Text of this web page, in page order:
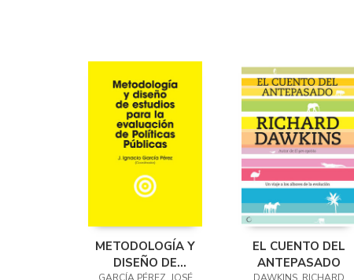
METODOLOGÍA Y
DISEÑO DE
EL CUENTO DEL
ANTEPASADO